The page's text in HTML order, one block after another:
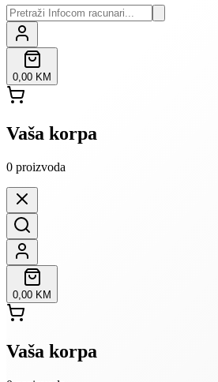
0,00 KM
Vaša korpa
0 proizvoda
0,00 KM
Vaša korpa